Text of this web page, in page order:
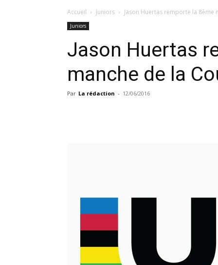
Accueil Juniors Jason Huertas remporte la 8ème
Juniors
Jason Huertas
manche de la
Par La rédaction - 12/06/2016